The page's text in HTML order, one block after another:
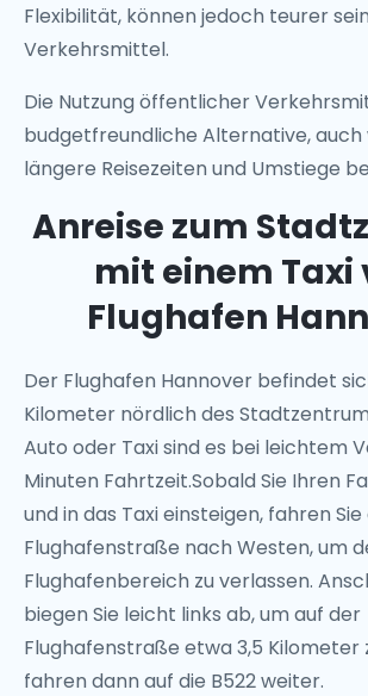
Flexibilität, können jedoch teurer
Verkehrsmittel.
Die Nutzung öffentlicher
budgetfreundliche Alternative, auch
längere Reisezeiten und Umstiege
Anreise zum
mit einem Taxi
Flughafen
Der Flughafen Hannover befindet
Kilometer nördlich des
Auto oder Taxi sind es bei leichtem
Minuten Fahrtzeit.Sobald Sie Ihren
und in das Taxi einsteigen, fahren
Flughafenstraße nach Westen, um
Flughafenbereich zu verlassen.
biegen Sie leicht links ab, um auf der
Flughafenstraße etwa 3,5 Kilometer
fahren dann auf die B522 weiter.